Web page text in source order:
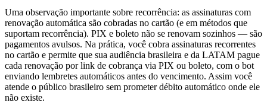
Uma observação importante sobre recorrência: as assinaturas com
renovação automática são cobradas no cartão (e em métodos que
suportam recorrência). PIX e boleto não se renovam sozinhos — são
pagamentos avulsos. Na prática, você cobra assinaturas recorrentes
no cartão e permite que sua audiência brasileira e da LATAM pague
cada renovação por link de cobrança via PIX ou boleto, com o bot
enviando lembretes automáticos antes do vencimento. Assim você
atende o público brasileiro sem prometer débito automático onde ele
não existe.